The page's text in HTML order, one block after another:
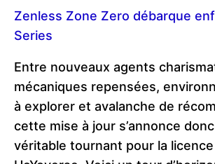
Zenless Zone Zero débarque
Series
Entre nouveaux agents
mécaniques repensées,
à explorer et avalanche de
cette mise à jour s’annonce
véritable tournant pour la